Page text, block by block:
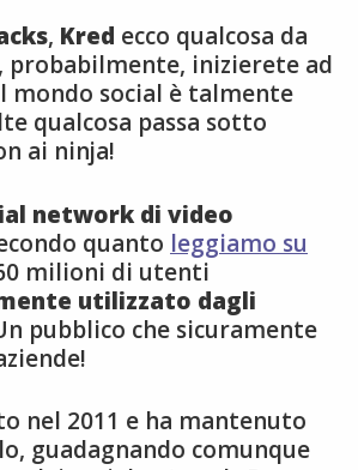
, Kred ecco qualcosa da
probabilmente, inizierete ad
mondo social è talmente
qualcosa passa sotto
ai ninja!
network di video
quanto leggiamo su
milioni di utenti
utilizzato dagli
pubblico che sicuramente
nel 2011 e ha mantenuto
guadagnando comunque